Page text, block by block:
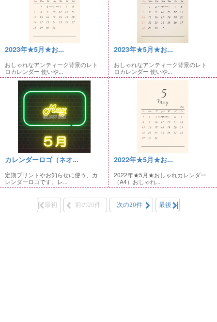
2023年★5月★お...
おしゃれなアンティーク背景のレト
ロカレンダー 使いや...
2023年★5月★お...
おしゃれなアンティーク背景のレト
ロカレンダー 使いや...
カレンダーロゴ（ネオ...
定期プリントやお知らせに使う、カ
レンダーロゴです。レ...
2022年★5月★お...
2022年★5月★おしゃれカレンダー
（A4）おしゃれ...
最初 前の20件 次の20件 最後